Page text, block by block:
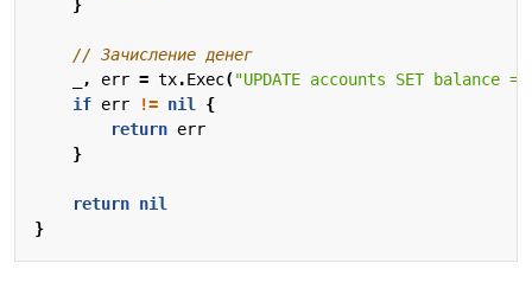
}
// Зачисление денег
, err = tx.Exec("UPDATE accounts SET balance
if err != nil
{
return err
}
return nil
}